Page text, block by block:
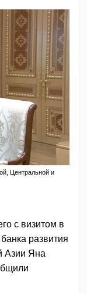
Центральной и
с визитом в
развития
Азии Яна